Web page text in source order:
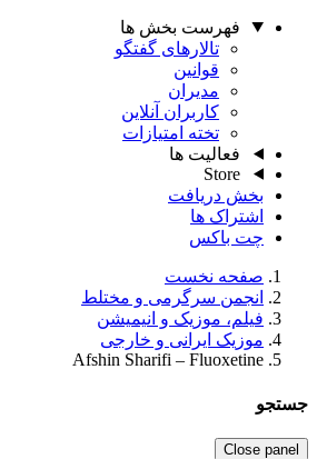
فهرست بخش ها
تالارهای گفتگو
قوانین
مدیران
کاربران آنلاین
تخته امتیازات
فعالیت ها
Store
بخش دریافت
اشتراک ها
چت باکس
صفحه نخست
انجمن سرگرمی و مختلط
فیلم، موزیک و انیمیشن
موزیک ایرانی و خارجی
Afshin Sharifi – Fluoxetine
جستجو
Close panel